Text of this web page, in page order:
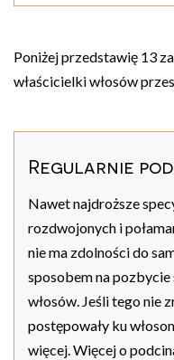
Poniżej przedstawię 13
właścicielki włosów
Regularnie
Nawet najdroższe
rozdwojonych i
nie ma zdolności do
sposobem na
włosów. Jeśli tego nie
postępowały ku
więcej. Więcej o